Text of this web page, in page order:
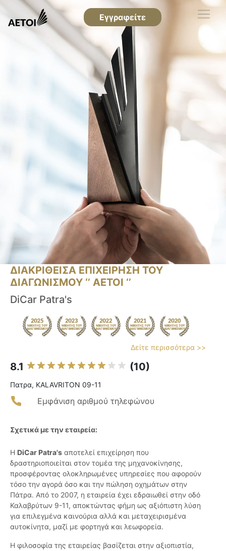
Εγγραφείτε
ΔΙΑΚΡΙΘΕΙΣΑ ΕΠΙΧΕΙΡΗΣΗ ΤΟΥ
ΔΙΑΓΩΝΙΣΜΟΥ ‘’ ΑΕΤΟΙ ‘’
DiCar Patra's
Δείτε περισσότερα >>
8.1 (10)
Πατρα, KALAVRITON 09-11
Εμφάνιση αριθμού τηλεφώνου
Σχετικά με την εταιρεία:
Η DiCar Patra's αποτελεί επιχείρηση που
δραστηριοποιείται στον τομέα της μηχανοκίνησης,
προσφέροντας ολοκληρωμένες υπηρεσίες που αφορούν
τόσο την αγορά όσο και την πώληση οχημάτων στην
Πάτρα. Από το 2007, η εταιρεία έχει εδραιωθεί στην οδό
Καλαβρύτων 9-11, αποκτώντας φήμη ως αξιόπιστη λύση
για επιλεγμένα καινούρια αλλά και μεταχειρισμένα
αυτοκίνητα, μαζί με φορτηγά και λεωφορεία.
Η φιλοσοφία της εταιρείας βασίζεται στην αξιοπιστία,